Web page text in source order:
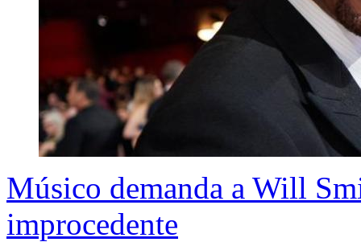
Músico demanda a Will
improcedente